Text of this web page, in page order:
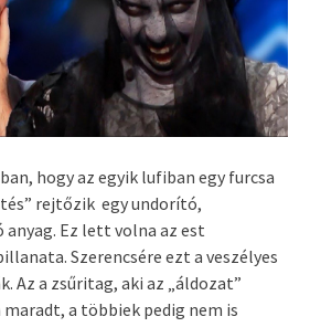
hogy az egyik lufiban egy furcsa
rejtőzik egy undorító,
Ez lett volna az est
Szerencsére ezt a veszélyes
Az a zsűritag, aki az „áldozat”
a többiek pedig nem is